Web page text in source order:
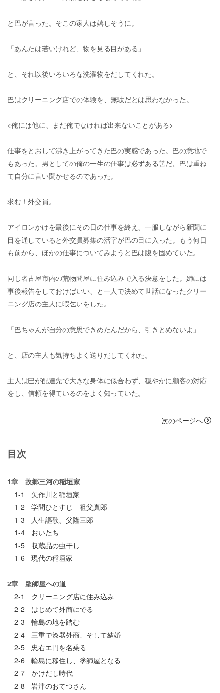
と巴が言った。そこの家人は嬉しそうに。
「あんたは若いけれど、物を見る目がある」
と、それ以後いろいろな洗濯物をだしてくれた。
巴はクリーニング店での体験を、無駄だとは思わなかった。
<俺には他に、まだ俺でなければ出来ないことがある>
仕事をとおして沸き上がってきた巴の実感であった。巴の意地で
もあった。男としての俺の一生の仕事は必ずある筈だ。巴は重ね
て自分に言い聞かせるのであった。
求む！外交員。
アイロンかけを最後にその日の仕事を終え、一服しながら新聞に
目を通していると外交員募集の活字が巴の目に入った。もう何日
も前から、ほかの仕事についてみようと巴は腹を固めていた。
同じ名古屋市内の荒物問屋に住み込みで入る決意をした。姉には
事後報告をしておけばいい、と一人で決めて世話になったクリー
ニング店の主人に暇乞いをした。
「巴ちゃんが自分の意思できめたんだから、引きとめないよ」
と、店の主人も気持ちよく送りだしてくれた。
主人は巴が配達先で大きな身体に似合わず、穏やかに顧客の対応
をし、信頼を得ているのをよく知っていた。
次のページへ
目次
1章 故郷三河の稲垣家
1-1 矢作川と稲垣家
1-2 学問ひとすじ 祖父真郎
1-3 人生謳歌、父隆三郎
1-4 おいたち
1-5 収蔵品の虫干し
1-6 現代の稲垣家
2章 塗師屋への道
2-1 クリーニング店に住み込み
2-2 はじめて外商にでる
2-3 輪島の地を踏む
2-4 三重で漆器外商、そして結婚
2-5 忠右エ門を名乗る
2-6 輪島に移住し、塗師屋となる
2-7 かけだし時代
2-8 岩津のおてつさん